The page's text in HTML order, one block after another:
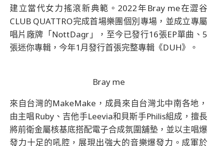
建立當代女力搖滾新典範。2022年Bray me在澀谷
CLUB QUATTRO完成首場樂團個別專場，並成立專屬
唱片廠牌「NottDagr」，至今已發行16張EP單曲、5
張迷你專輯，今年1月發行首張完整專輯《DUH》。
Bray me
來自台灣的MakeMake，成員來自台灣北中南各地，
由主唱Ruby、吉他手Leevia和貝斯手Philis組成，擅長
將前衛金屬核基底搭配電子合成氛圍舖墊，並以主唱爆
發力十足的吼腔，展現出強大的音樂爆發力。成軍於